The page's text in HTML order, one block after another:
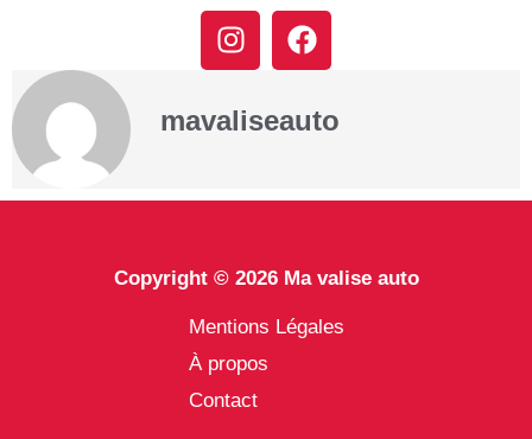
I
n
t
a
r
F
a
e
b
o
mavaliseauto
Copyright © 2026 Ma valise auto
Mentions Légales
À propos
Contact